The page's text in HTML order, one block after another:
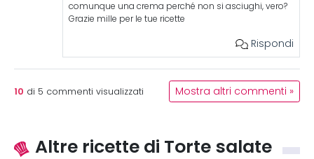
comunque una crema perché non si asciughi, vero?
Grazie mille per le tue ricette
Rispondi
10 di 5 commenti visualizzati Mostra altri commenti »
Altre ricette di Torte salate